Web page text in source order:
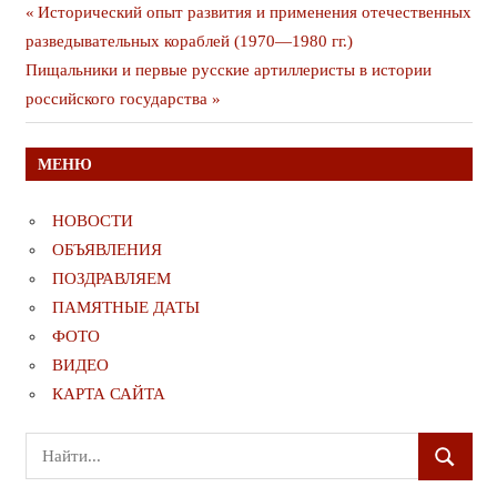
Навигация
по
записям
Предыдущая
публикация
Исторический опыт развития и применения отечественных
разведывательных кораблей (1970—1980 гг.)
Следующая
публикация
Пищальники и первые русские артиллеристы в истории
российского государства
МЕНЮ
НОВОСТИ
ОБЪЯВЛЕНИЯ
ПОЗДРАВЛЯЕМ
ПАМЯТНЫЕ ДАТЫ
ФОТО
ВИДЕО
КАРТА САЙТА
Поиск
для:
ПОИСК